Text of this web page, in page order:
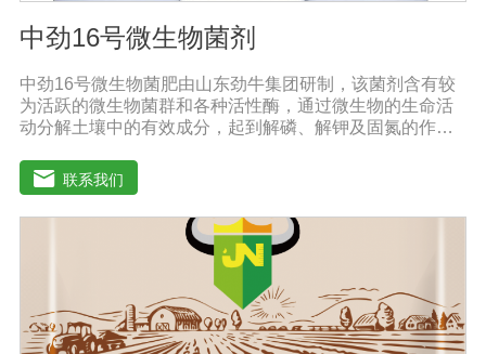
中劲16号微生物菌剂
中劲16号微生物菌肥由山东劲牛集团研制，该菌剂含有较
为活跃的微生物菌群和各种活性酶，通过微生物的生命活
动分解土壤中的有效成分，起到解磷、解钾及固氮的作
物激素、酸性物质以及维生素，能不同程度地刺激调节植
物生长；并且能产生铁载体、抗生素、系统防卫酶等多种
物质，可以抑制细菌或真菌性病害或诱导系统抗性间接达
到促进植物生长的作用。●传导性强，生根护根，平衡土壤
微生物环境，形成有益菌屏障，提高作物的抗病性，苗齐
旱、药害、盐害等逆境的抗逆能力。●营养丰富，促进植物
生长发育，叶片更加柔软浓绿、毛细根增多，预防早衰，
增产提质。【适用范围】玉米、小麦、果树、土豆、红
联系我们